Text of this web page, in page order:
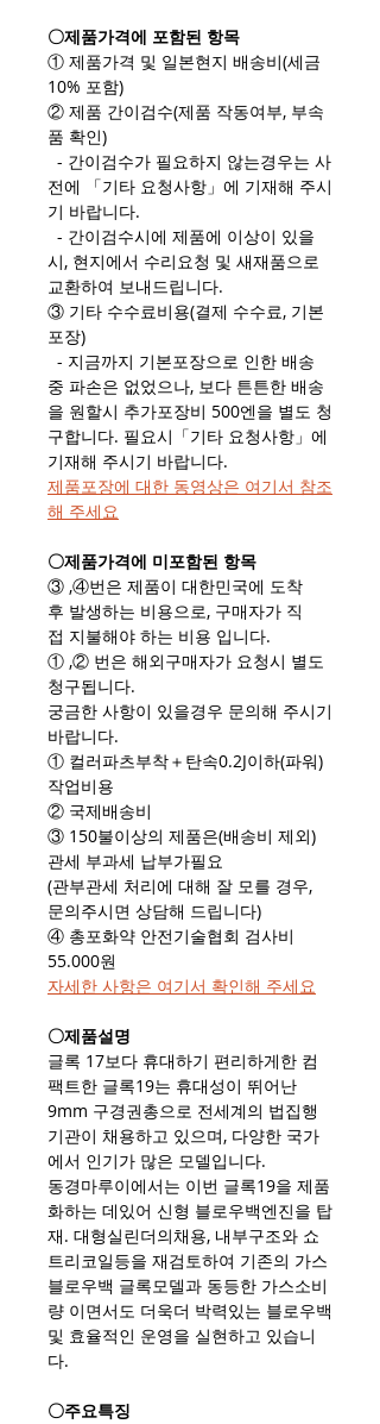
〇제품가격에 포함된 항목
① 제품가격 및 일본현지 배송비(세금
10% 포함)
② 제품 간이검수(제품 작동여부, 부속
품 확인)
- 간이검수가 필요하지 않는경우는 사
전에 「기타 요청사항」에 기재해 주시
기 바랍니다.
- 간이검수시에 제품에 이상이 있을
시, 현지에서 수리요청 및 새재품으로
교환하여 보내드립니다.
③ 기타 수수료비용(결제 수수료, 기본
포장)
- 지금까지 기본포장으로 인한 배송
중 파손은 없었으나, 보다 튼튼한 배송
을 원할시 추가포장비 500엔을 별도 청
구합니다. 필요시「기타 요청사항」에
기재해 주시기 바랍니다.
제품포장에 대한 동영상은 여기서 참조
해 주세요
〇제품가격에 미포함된 항목
③ ,④번은 제품이 대한민국에 도착
후 발생하는 비용으로, 구매자가 직
접 지불해야 하는 비용 입니다.
① ,② 번은 해외구매자가 요청시 별도
청구됩니다.
궁금한 사항이 있을경우 문의해 주시기
바랍니다.
① 컬러파츠부착＋탄속0.2J이하(파워)
작업비용
② 국제배송비
③ 150불이상의 제품은(배송비 제외)
관세 부과세 납부가필요
(관부관세 처리에 대해 잘 모를 경우,
문의주시면 상담해 드립니다)
④ 총포화약 안전기술협회 검사비
55.000원
자세한 사항은 여기서 확인해 주세요​
〇제품설명
글록 17보다 휴대하기 편리하게한 컴
팩트한 글록19는 휴대성이 뛰어난
9mm 구경권총으로 전세계의 법집행
기관이 채용하고 있으며, 다양한 국가
에서 인기가 많은 모델입니다.
동경마루이에서는 이번 글록19을 제품
화하는 데있어 신형 블로우백엔진을 탑
재. 대형실린더의채용, 내부구조와 쇼
트리코일등을 재검토하여 기존의 가스
블로우백 글록모델과 동등한 가스소비
량 이면서도 더욱더 박력있는 블로우백
및 효율적인 운영을 실현하고 있습니
다.
〇주요특징